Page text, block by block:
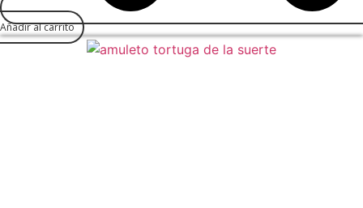
Añadir al carrito